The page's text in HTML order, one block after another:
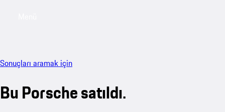
Sonuçları aramak için
Bu Porsche satıldı.